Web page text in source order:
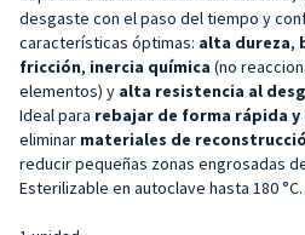
desgaste con el paso del tiempo y
características óptimas: alta dureza,
fricción, inercia química (no
elementos) y alta resistencia al
Ideal para rebajar de forma rápida y
eliminar materiales de
reducir pequeñas zonas engrosadas
Esterilizable en autoclave hasta 180 °C.